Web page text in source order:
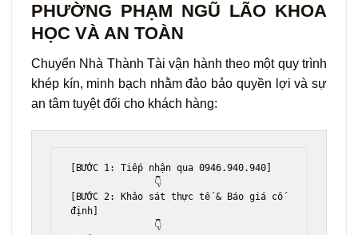
PHƯỜNG PHẠM NGŨ LÃO KHOA
HỌC VÀ AN TOÀN
Chuyển Nhà Thành Tài vận hành theo một quy trình
khép kín, minh bạch nhằm đảo bảo quyền lợi và sự
an tâm tuyệt đối cho khách hàng:
[BƯỚC 1: Tiếp nhận qua 0946.940.940]
[BƯỚC 2: Khảo sát thực tế & Báo giá cố
định]